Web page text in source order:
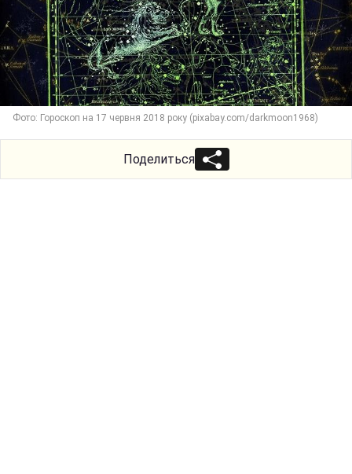
Фото: Гороскоп на 17 червня 2018 року (pixabay.com/darkmoon1968)
Поделиться